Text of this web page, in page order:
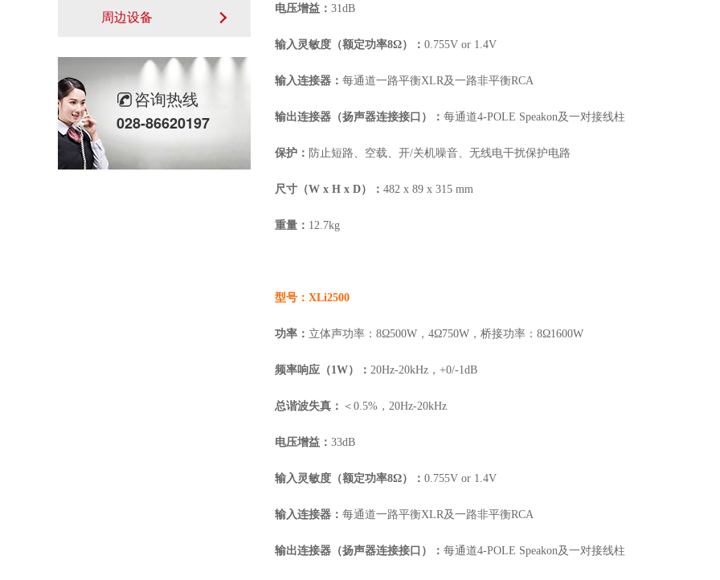
电压增益： 31dB
输入灵敏度（额定功率8Ω）： 0.755V or 1.4V
输入连接器： 每通道一路平衡XLR及一路非平衡RCA
输出连接器（扬声器连接接口）： 每通道4-POLE Speakon及一对接线柱
保护： 防止短路、空载、开/关机噪音、无线电干扰保护电路
尺寸（W x H x D）： 482 x 89 x 315 mm
重量： 12.7kg
型号： XLi2500
功率： 立体声功率： 8Ω500W，4Ω750W，桥接功率：8Ω1600W
频率响应（1W）： 20Hz-20kHz，+0/-1dB
总谐波失真： ＜ 0.5%，20Hz-20kHz
电压增益： 33dB
输入灵敏度（额定功率8Ω）： 0.755V or 1.4V
输入连接器： 每通道一路平衡XLR及一路非平衡RCA
输出连接器（扬声器连接接口）： 每通道4-POLE Speakon及一对接线柱
周边设备
咨询热线
028-86620197